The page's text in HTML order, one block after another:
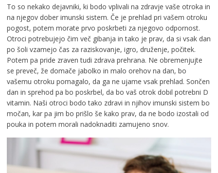
To so nekako dejavniki, ki bodo vplivali na zdravje vaše otroka in
na njegov dober imunski sistem. Če je prehlad pri vašem otroku
pogost, potem morate prvo poskrbeti za njegovo odpornost.
Otroci potrebujejo čim več gibanja in tako je prav, da si vsak dan
po šoli vzamejo čas za raziskovanje, igro, druženje, počitek.
Potem pa pride zraven tudi zdrava prehrana. Ne obremenjujte
se preveč, že domače jabolko in malo orehov na dan, bo
vašemu otroku pomagalo, da ga ne ujame vsak prehlad. Sončen
dan in sprehod pa bo poskrbel, da bo vaš otrok dobil potrebni D
vitamin. Naši otroci bodo tako zdravi in njihov imunski sistem bo
močan, kar pa jim bo prišlo še kako prav, da ne bodo izostali od
pouka in potem morali nadoknaditi zamujeno snov.